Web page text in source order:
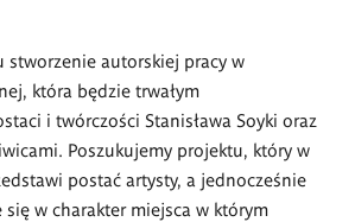
stworzenie autorskiej pracy w
która będzie trwałym
i twórczości Stanisława Soyki oraz
Poszukujemy projektu, który w
postać artysty, a jednocześnie
w charakter miejsca w którym